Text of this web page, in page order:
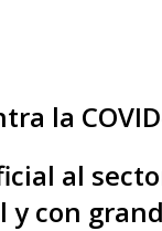
la
al
con